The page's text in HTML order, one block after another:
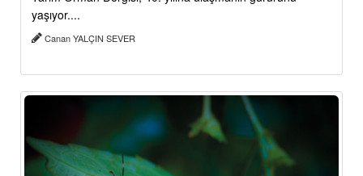
yaşıyor....
Canan YALÇIN SEVER